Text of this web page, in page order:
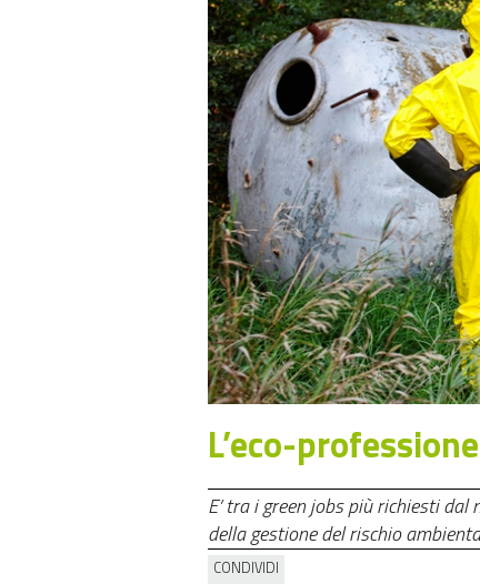
L’eco-
E’ tra i green jobs più richiesti dal mercato nel 2016 e al Politecnico di Milano sta per
della gestione del rischio
CONDIVIDI